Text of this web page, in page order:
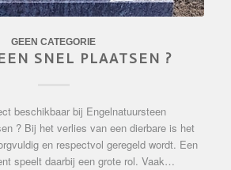
GEEN CATEGORIE
SNEL PLAATSEN ?
beschikbaar bij Engelnatuursteen
? Bij het verlies van een dierbare is het
en respectvol geregeld wordt. Een
speelt daarbij een grote rol. Vaak…